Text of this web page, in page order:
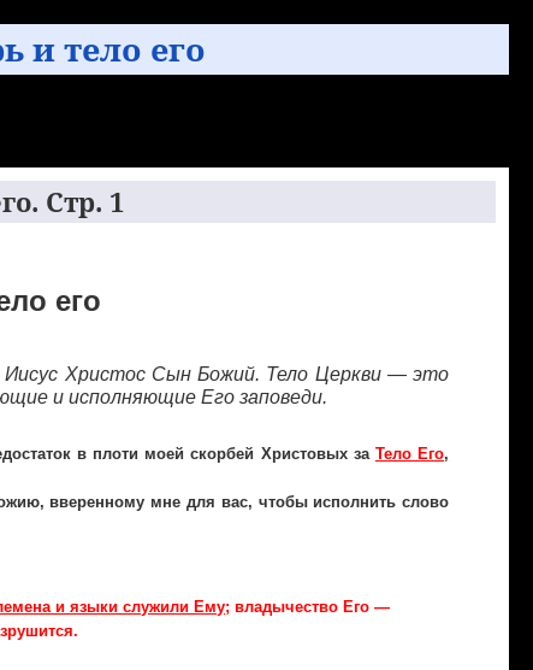
и тело его
Стр. 1
его
Христос Сын Божий. Тело Церкви — это
и исполняющие Его заповеди.
в плоти моей скорбей Христовых за Тело Его,
вверенному мне для вас, чтобы исполнить слово
и языки служили Ему; владычество Его —